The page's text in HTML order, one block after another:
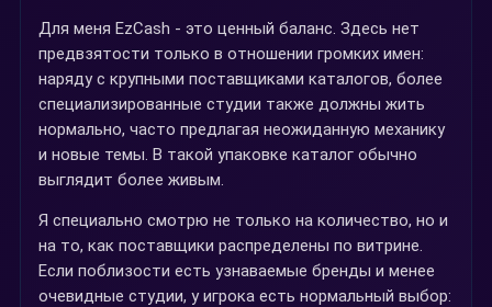
Для меня EzCash - это ценный баланс. Здесь нет
предвзятости только в отношении громких имен:
наряду с крупными поставщиками каталогов, более
специализированные студии также должны жить
нормально, часто предлагая неожиданную механику
и новые темы. В такой упаковке каталог обычно
выглядит более живым.
Я специально смотрю не только на количество, но и
на то, как поставщики распределены по витрине.
Если поблизости есть узнаваемые бренды и менее
очевидные студии, у игрока есть нормальный выбор: